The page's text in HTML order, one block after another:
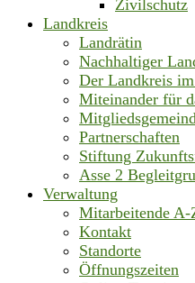
Zivilschutz
Landkreis
Landrätin
Nachhaltiger
Der Landkreis
Miteinander für
Partnerschaften
Stiftung
Asse 2
Verwaltung
Mitarbeitende A-
Kontakt
Standorte
Öffnungszeiten